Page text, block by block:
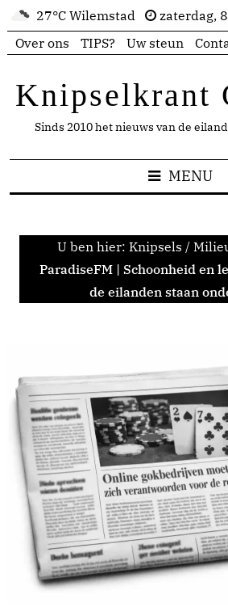
27°C Wilemstad
zaterdag,
Over ons
TIPS? Uw steun
Knipselkrant
Sinds 2010 het nieuws van de
MENU
U ben hier: Knipsels /
ParadiseFM | Schoonheid en
de eilanden staan